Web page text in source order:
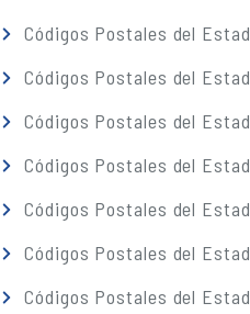
Códigos Postales del
Códigos Postales del
Códigos Postales del
Códigos Postales del
Códigos Postales del
Códigos Postales del
Códigos Postales del